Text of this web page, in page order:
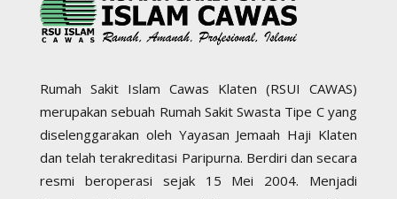
Rumah Sakit Islam Cawas Klaten (RSUI CAWAS)
merupakan sebuah Rumah Sakit Swasta Tipe C yang
diselenggarakan oleh Yayasan Jemaah Haji Klaten
dan telah terakreditasi Paripurna. Berdiri dan secara
resmi beroperasi sejak 15 Mei 2004. Menjadi